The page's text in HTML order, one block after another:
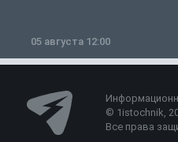
05 августа 12:00
© 1istochnik,
Все права